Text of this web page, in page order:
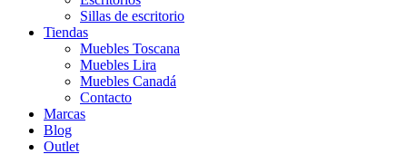
Sillas de escritorio
Tiendas
Muebles Toscana
Muebles Lira
Muebles Canadá
Contacto
Marcas
Blog
Outlet